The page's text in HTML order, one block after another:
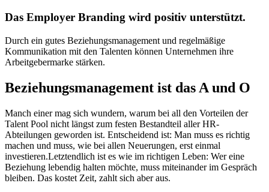
Das Employer Branding wird positiv unterstützt.
Durch ein gutes Beziehungsmanagement und regelmäßige
Kommunikation mit den Talenten können Unternehmen ihre
Arbeitgebermarke stärken.
Beziehungsmanagement ist das A und O
Manch einer mag sich wundern, warum bei all den Vorteilen der
Talent Pool nicht längst zum festen Bestandteil aller HR-
Abteilungen geworden ist. Entscheidend ist: Man muss es richtig
machen und muss, wie bei allen Neuerungen, erst einmal
investieren.Letztendlich ist es wie im richtigen Leben: Wer eine
Beziehung lebendig halten möchte, muss miteinander im Gespräch
bleiben. Das kostet Zeit, zahlt sich aber aus.